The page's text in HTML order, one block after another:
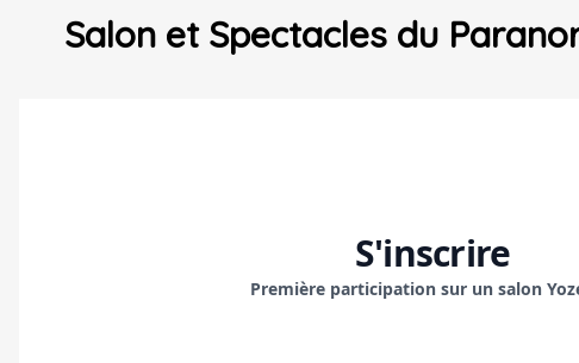
Salon et Spectacles du
Première participation sur un salon
S'inscrire